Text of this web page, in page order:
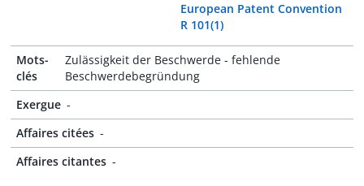
European Patent Convention
R 101(1)
Mots-
clés
Zulässigkeit der Beschwerde - fehlende
Beschwerdebegründung
Exergue -
Affaires citées -
Affaires citantes -